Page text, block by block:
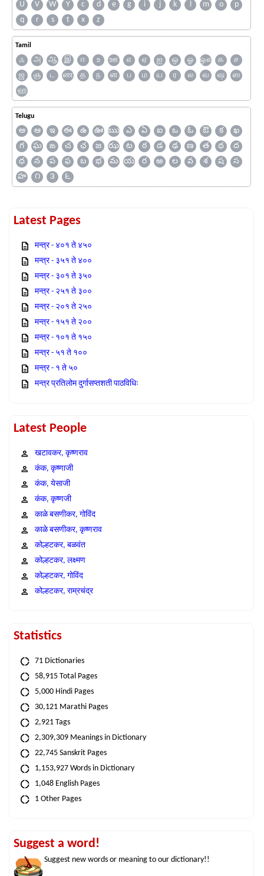
U
V W Y c d e g i j k l m o
p
q
r s t x z
Tamil
ஃ அ ஆ இ ஈ உ ஊ எ ஏ ஐ ஒ ஓ ஔ க
ச
ஜ
ஞ ட ண த ந ன ப ம ய ர ல வ ஷ
ஸ
ஹ
Telugu
అ ఆ ఇ ఈ ఉ ఊ ఋ ఎ ఏ ఐ ఒ ఓ ఔ క
ఖ
గ
ఘ ఙ చ ఛ జ ఝ ట ఠ డ ఢ ణ త థ
ద
ధ
న ప ఫ బ భ మ య ర ఱ ల వ శ ష
స
హ
౧ ౩ ౬
Latest Pages
मन्त्र - ४०१ ते ४५०
मन्त्र - ३५१ ते ४००
मन्त्र - ३०१ ते ३५०
मन्त्र - २५१ ते ३००
मन्त्र - २०१ ते २५०
मन्त्र - १५१ ते २००
मन्त्र - १०१ ते १५०
मन्त्र - ५१ ते १००
मन्त्र - १ ते ५०
मन्त्र प्रतिलोम दुर्गासप्तशती पाठविधिः
Latest People
खटावकर, कृष्णराव
कंक, कृष्णाजी
कंक, येसाजी
कंक, कृष्णजी
काळे बसणीकर, गोविंद
काळे बसणीकर, कृष्णराव
कोल्हटकर, बळवंत
कोल्हटकर, लक्ष्मण
कोल्हटकर, गोविंद
कोल्हटकर, राम्रचंद्र
Statistics
71 Dictionaries
58,915 Total Pages
5,000 Hindi Pages
30,121 Marathi Pages
2,921 Tags
2,309,309 Meanings in Dictionary
22,745 Sanskrit Pages
1,153,927 Words in Dictionary
1,048 English Pages
1 Other Pages
Suggest a word!
Suggest new words or meaning to our dictionary!!